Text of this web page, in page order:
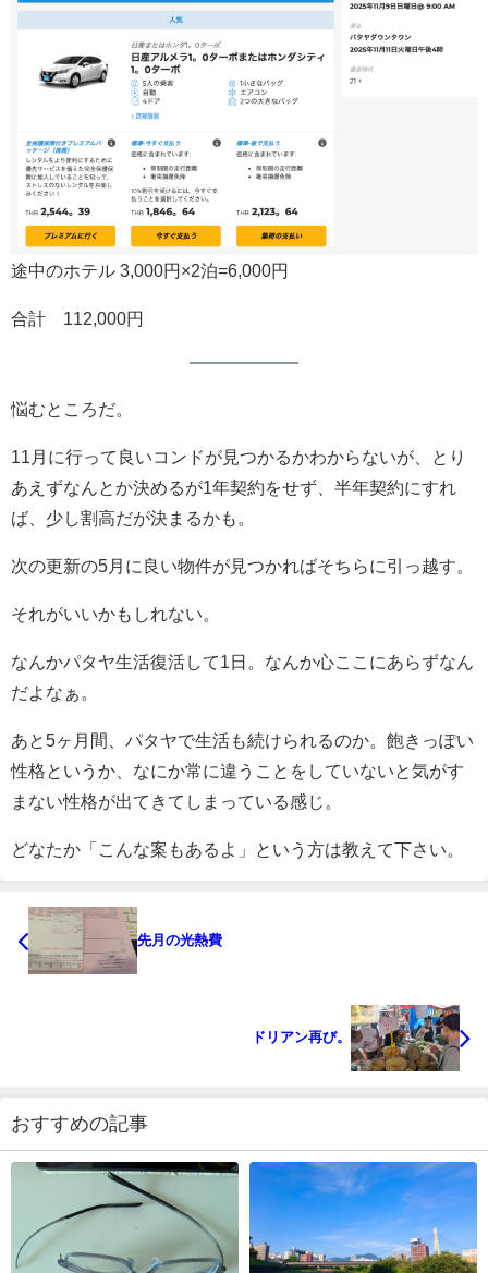
途中のホテル 3,000円×2泊=6,000円
合計 112,000円
悩むところだ。
11月に行って良いコンドが見つかるかわからないが、とり
あえずなんとか決めるが1年契約をせず、半年契約にすれ
ば、少し割高だが決まるかも。
次の更新の5月に良い物件が見つかればそちらに引っ越す。
それがいいかもしれない。
なんかパタヤ生活復活して1日。なんか心ここにあらずなん
だよなぁ。
あと5ヶ月間、パタヤで生活も続けられるのか。飽きっぽい
性格というか、なにか常に違うことをしていないと気がす
まない性格が出てきてしまっている感じ。
どなたか「こんな案もあるよ」という方は教えて下さい。
先月の光熱費
ドリアン再び。
おすすめの記事